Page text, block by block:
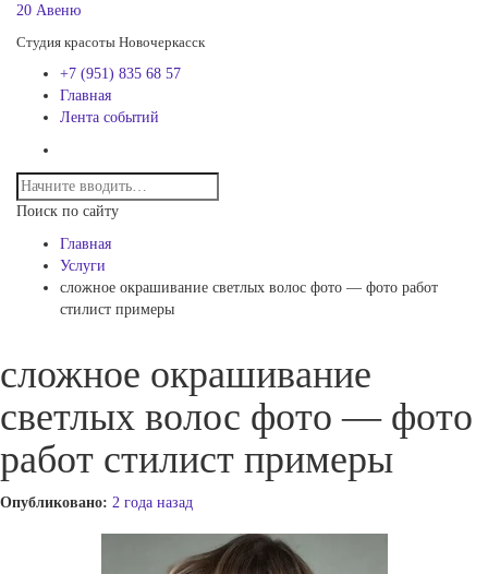
20 Авеню
Студия красоты Новочеркасск
+7 (951) 835 68 57
Главная
Лента событий
Поиск по сайту
Главная
Услуги
сложное окрашивание светлых волос фото — фото работ
стилист примеры
сложное окрашивание
светлых волос фото — фото
работ стилист примеры
Опубликовано: 2 года назад